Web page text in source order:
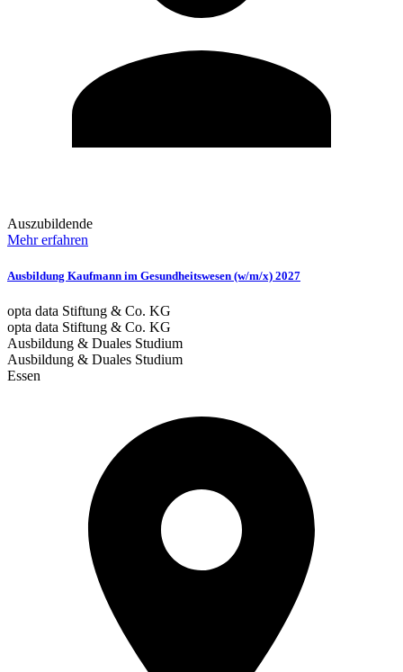
Auszubildende
Mehr erfahren
Ausbildung Kaufmann im Gesundheitswesen (w/m/x) 2027
opta data Stiftung & Co. KG
opta data Stiftung & Co. KG
Ausbildung & Duales Studium
Ausbildung & Duales Studium
Essen